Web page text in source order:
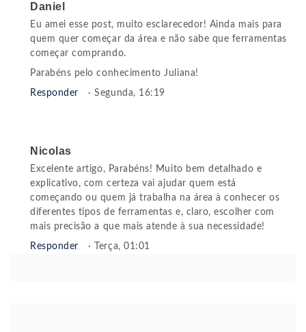
Daniel
Eu amei esse post, muito esclarecedor! Ainda mais para
quem quer começar da área e não sabe que ferramentas
começar comprando.
Parabéns pelo conhecimento Juliana!
Responder · Segunda, 16:19
Nicolas
Excelente artigo, Parabéns! Muito bem detalhado e
explicativo, com certeza vai ajudar quem está
começando ou quem já trabalha na área à conhecer os
diferentes tipos de ferramentas e, claro, escolher com
mais precisão a que mais atende à sua necessidade!
Responder · Terça, 01:01